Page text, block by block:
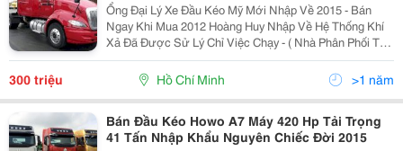
Ổng Đại Lý Xe Đầu Kéo Mỹ Mới Nhập Về 2015 - Bán
Ngay Khi Mua 2012 Hoàng Huy Nhập Về Hệ Thống Khí
Xả Đã Được Sử Lý Chỉ Việc Chạy - ( Nhà Phân Phối Tại
Sài Gòn - Giá Rẻ Nhất Tp Hcm ) Liên Hệ Mua Xe Tại :
0986.011.421 Gặp Mr Chín
300 triệu Hồ Chí Minh >1 năm
Bán Đầu Kéo Howo A7 Máy 420 Hp Tải Trọng
41 Tấn Nhập Khẩu Nguyên Chiếc Đời 2015